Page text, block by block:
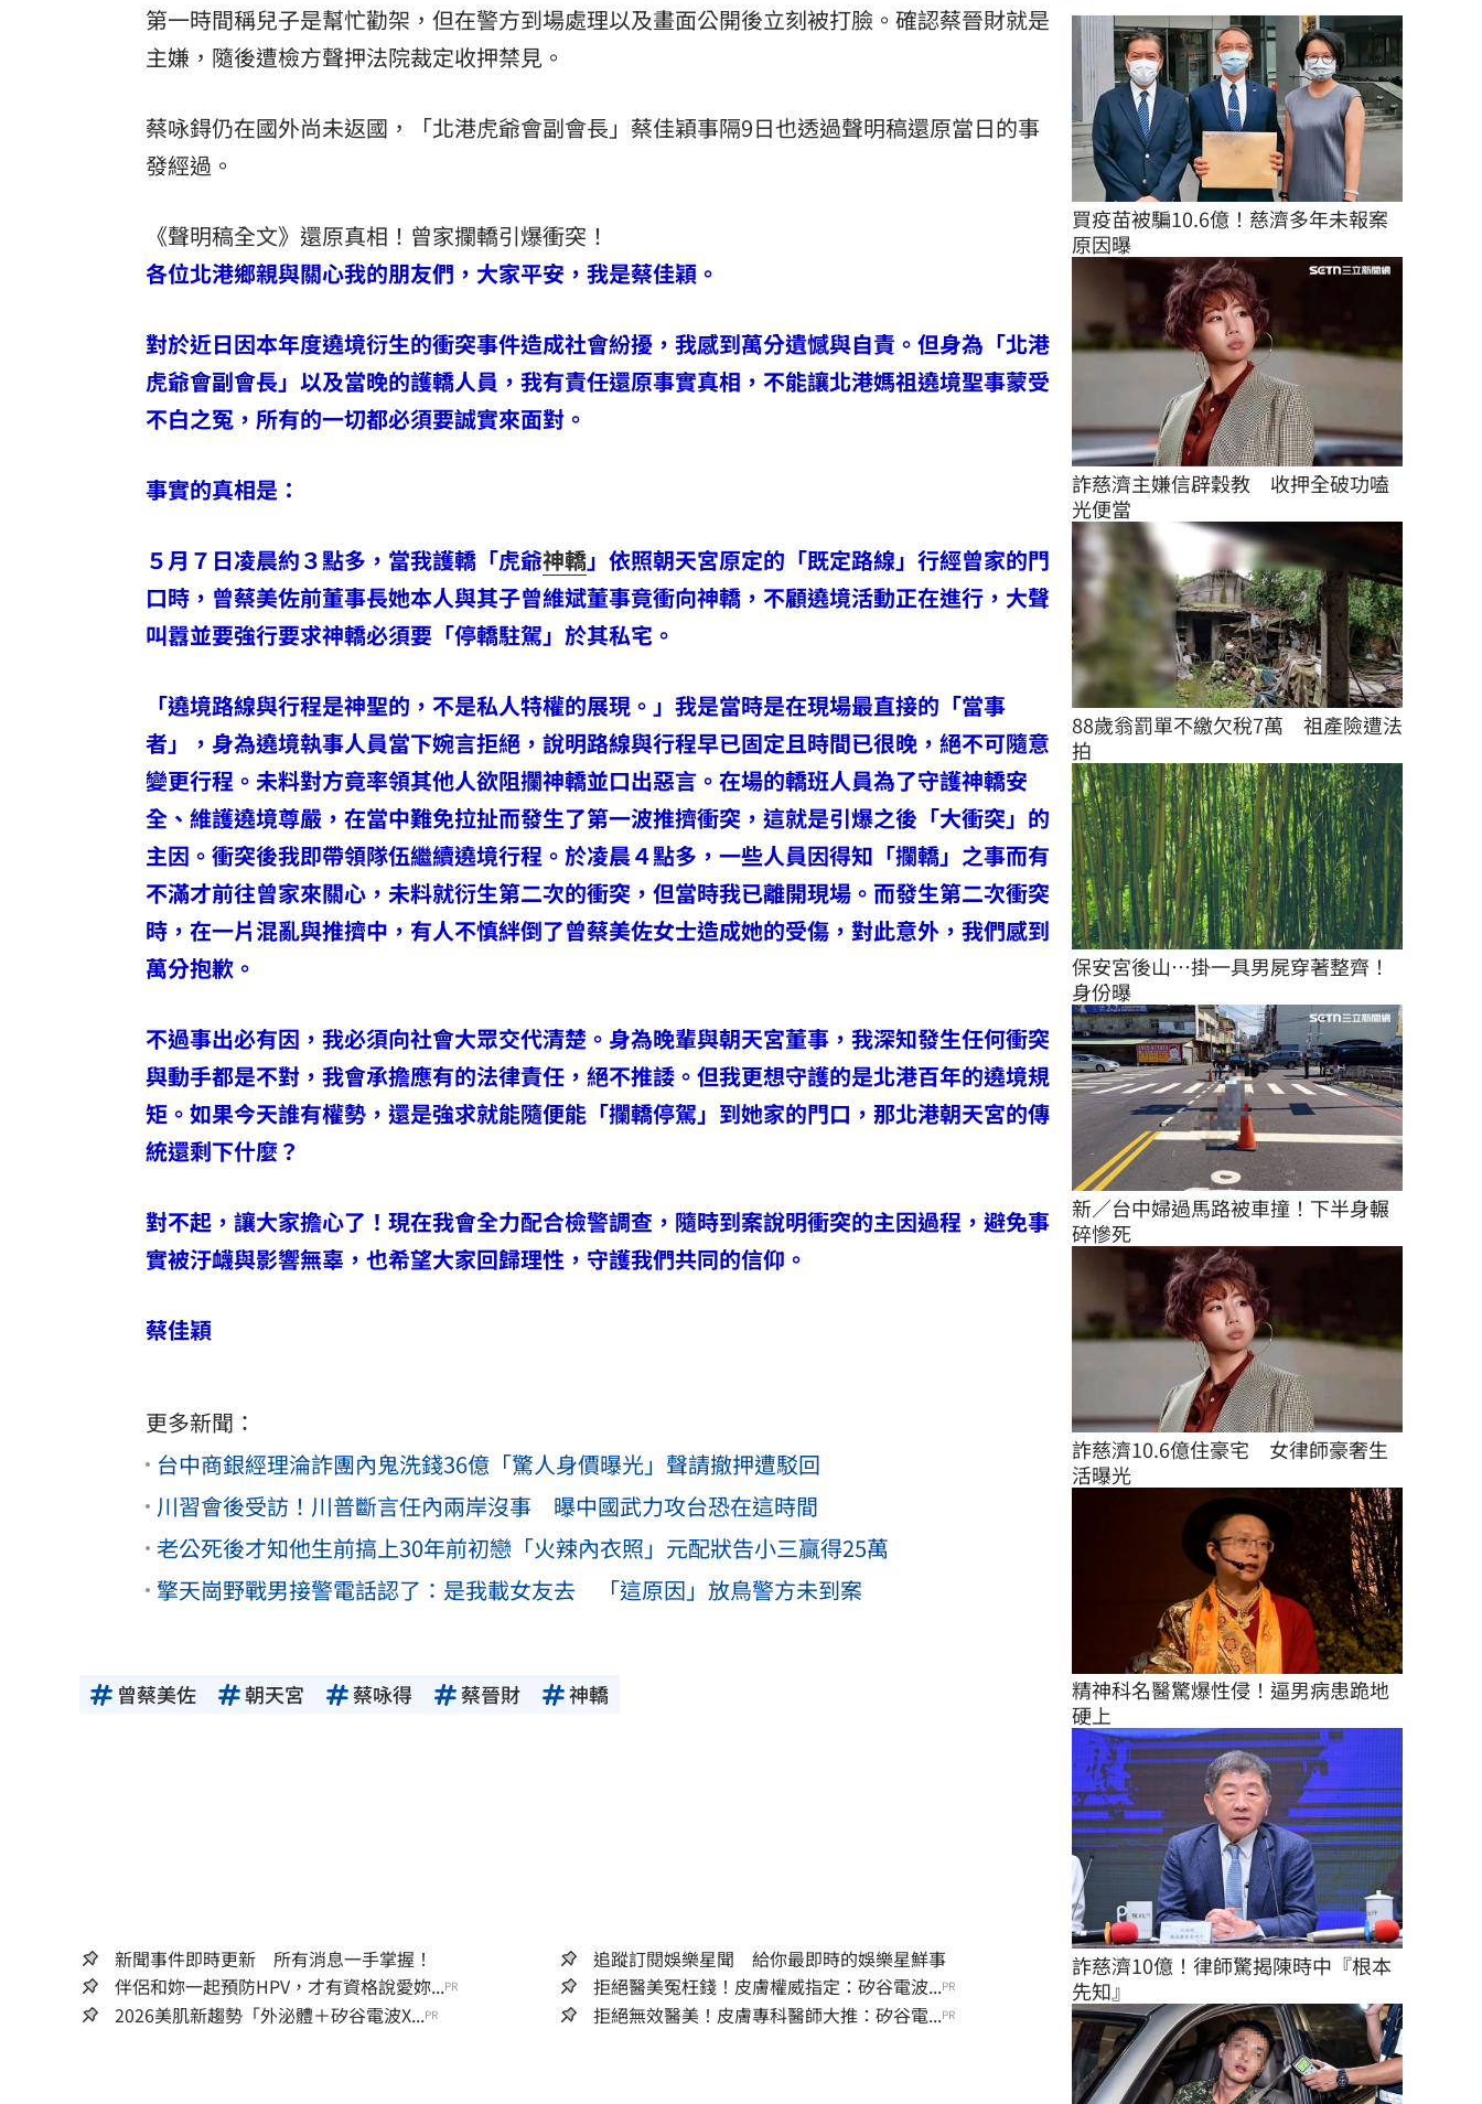
第一時間稱兒子是幫忙勸架，但在警方到場處理以及畫面公開後立刻被打臉。確認蔡晉財就是
主嫌，隨後遭檢方聲押法院裁定收押禁見。
蔡咏鍀仍在國外尚未返國，「北港虎爺會副會長」蔡佳穎事隔9日也透過聲明稿還原當日的事
發經過。
《聲明稿全文》還原真相！曾家攔轎引爆衝突！
各位北港鄉親與關心我的朋友們，大家平安，我是蔡佳穎。
對於近日因本年度遶境衍生的衝突事件造成社會紛擾，我感到萬分遺憾與自責。但身為「北港
虎爺會副會長」以及當晚的護轎人員，我有責任還原事實真相，不能讓北港媽祖遶境聖事蒙受
不白之冤，所有的一切都必須要誠實來面對。
事實的真相是：
５月７日凌晨約３點多，當我護轎「虎爺神轎」依照朝天宮原定的「既定路線」行經曾家的門
口時，曾蔡美佐前董事長她本人與其子曾維斌董事竟衝向神轎，不顧遶境活動正在進行，大聲
叫囂並要強行要求神轎必須要「停轎駐駕」於其私宅。
「遶境路線與行程是神聖的，不是私人特權的展現。」我是當時是在現場最直接的「當事
者」，身為遶境執事人員當下婉言拒絕，說明路線與行程早已固定且時間已很晚，絕不可隨意
變更行程。未料對方竟率領其他人欲阻攔神轎並口出惡言。在場的轎班人員為了守護神轎安
全、維護遶境尊嚴，在當中難免拉扯而發生了第一波推擠衝突，這就是引爆之後「大衝突」的
主因。衝突後我即帶領隊伍繼續遶境行程。於凌晨４點多，一些人員因得知「攔轎」之事而有
不滿才前往曾家來關心，未料就衍生第二次的衝突，但當時我已離開現場。而發生第二次衝突
時，在一片混亂與推擠中，有人不慎絆倒了曾蔡美佐女士造成她的受傷，對此意外，我們感到
萬分抱歉。
不過事出必有因，我必須向社會大眾交代清楚。身為晚輩與朝天宮董事，我深知發生任何衝突
與動手都是不對，我會承擔應有的法律責任，絕不推諉。但我更想守護的是北港百年的遶境規
矩。如果今天誰有權勢，還是強求就能隨便能「攔轎停駕」到她家的門口，那北港朝天宮的傳
統還剩下什麼？
對不起，讓大家擔心了！現在我會全力配合檢警調查，隨時到案說明衝突的主因過程，避免事
實被汙衊與影響無辜，也希望大家回歸理性，守護我們共同的信仰。
蔡佳穎
更多新聞：
台中商銀經理淪詐團內鬼洗錢36億「驚人身價曝光」聲請撤押遭駁回
川習會後受訪！川普斷言任內兩岸沒事 曝中國武力攻台恐在這時間
老公死後才知他生前搞上30年前初戀「火辣內衣照」元配狀告小三贏得25萬
擎天崗野戰男接警電話認了：是我載女友去 「這原因」放鳥警方未到案
曾蔡美佐 朝天宮 蔡咏得 蔡晉財 神轎
新聞事件即時更新 所有消息一手掌握！
追蹤訂閱娛樂星聞 給你最即時的娛樂星鮮事
伴侶和妳一起預防HPV，才有資格說愛妳...PR 拒絕醫美冤枉錢！皮膚權威指定：矽谷電波...PR
2026美肌新趨勢「外泌體＋矽谷電波X...PR 拒絕無效醫美！皮膚專科醫師大推：矽谷電...PR
買疫苗被騙10.6億！慈濟多年未報案
原因曝
詐慈濟主嫌信辟穀教　收押全破功嗑
光便當
88歲翁罰單不繳欠稅7萬　祖產險遭法
拍
保安宮後山…掛一具男屍穿著整齊！
身份曝
新／台中婦過馬路被車撞！下半身輾
碎慘死
詐慈濟10.6億住豪宅　女律師豪奢生
活曝光
精神科名醫驚爆性侵！逼男病患跪地
硬上
詐慈濟10億！律師驚揭陳時中『根本
先知』